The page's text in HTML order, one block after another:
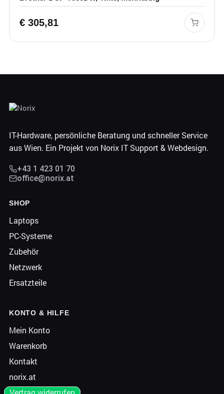
€305,81
IT-Hardware, persönliche Beratung und schneller Service
aus Wien. Ein Projekt von Norix IT Support & Webdesign.
+43 1 423 01 70
office@norix.at
SHOP
Laptops
PC-Systeme
Zubehör
Netzwerk
Ersatzteile
KONTO & HILFE
Mein Konto
Warenkorb
Kontakt
norix.at